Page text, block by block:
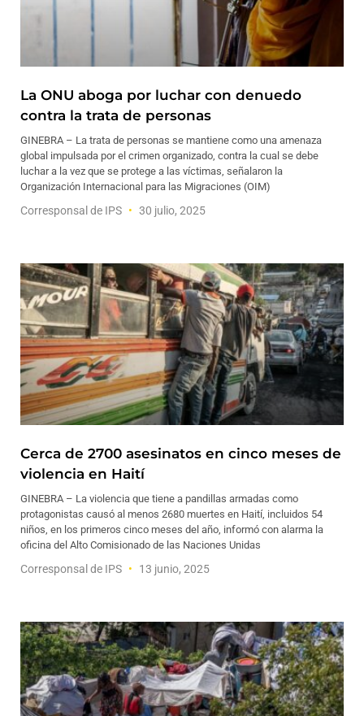
La ONU aboga por luchar con denuedo
contra la trata de personas
GINEBRA – La trata de personas se mantiene como una amenaza
global impulsada por el crimen organizado, contra la cual se debe
luchar a la vez que se protege a las víctimas, señalaron la
Organización Internacional para las Migraciones (OIM)
Corresponsal de IPS 30 julio, 2025
Cerca de 2700 asesinatos en cinco meses de
violencia en Haití
GINEBRA – La violencia que tiene a pandillas armadas como
protagonistas causó al menos 2680 muertes en Haití, incluidos 54
niños, en los primeros cinco meses del año, informó con alarma la
oficina del Alto Comisionado de las Naciones Unidas
Corresponsal de IPS 13 junio, 2025